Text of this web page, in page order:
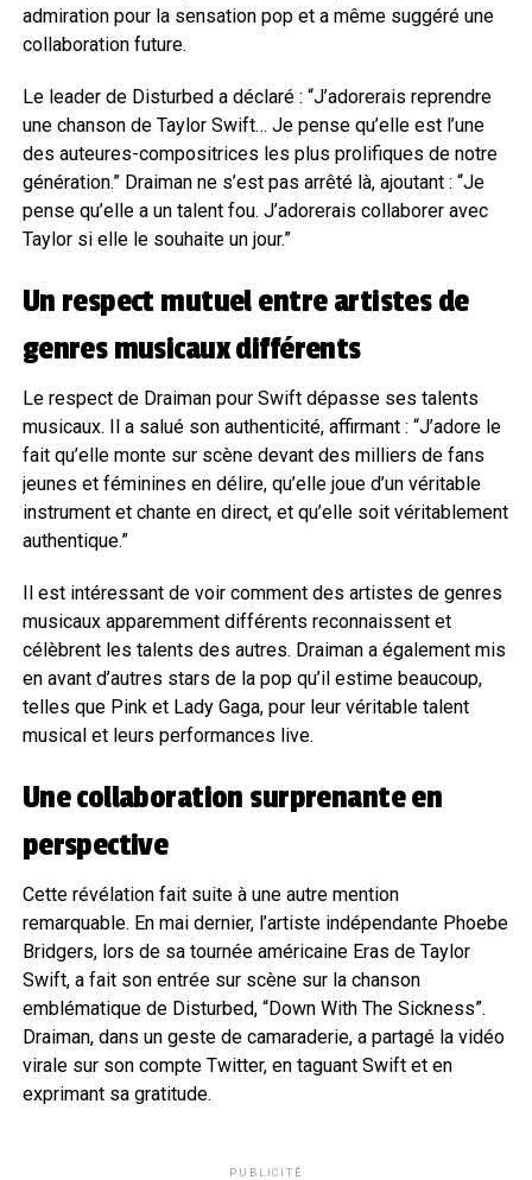
admiration pour la sensation pop et a même suggéré une
collaboration future.
Le leader de Disturbed a déclaré : “J’adorerais reprendre
une chanson de Taylor Swift… Je pense qu’elle est l’une
des auteures-compositrices les plus prolifiques de notre
génération.” Draiman ne s’est pas arrêté là, ajoutant : “Je
pense qu’elle a un talent fou. J’adorerais collaborer avec
Taylor si elle le souhaite un jour.”
Un respect mutuel entre artistes de
genres musicaux différents
Le respect de Draiman pour Swift dépasse ses talents
musicaux. Il a salué son authenticité, affirmant : “J’adore le
fait qu’elle monte sur scène devant des milliers de fans
jeunes et féminines en délire, qu’elle joue d’un véritable
instrument et chante en direct, et qu’elle soit véritablement
authentique.”
Il est intéressant de voir comment des artistes de genres
musicaux apparemment différents reconnaissent et
célèbrent les talents des autres. Draiman a également mis
en avant d’autres stars de la pop qu’il estime beaucoup,
telles que Pink et Lady Gaga, pour leur véritable talent
musical et leurs performances live.
Une collaboration surprenante en
perspective
Cette révélation fait suite à une autre mention
remarquable. En mai dernier, l’artiste indépendante Phoebe
Bridgers, lors de sa tournée américaine Eras de Taylor
Swift, a fait son entrée sur scène sur la chanson
emblématique de Disturbed, “Down With The Sickness”.
Draiman, dans un geste de camaraderie, a partagé la vidéo
virale sur son compte Twitter, en taguant Swift et en
exprimant sa gratitude.
PUBLICITÉ